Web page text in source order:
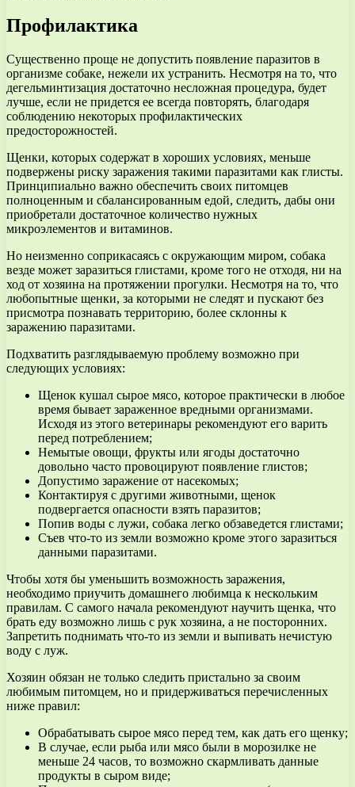
Профилактика
Существенно проще не допустить появление паразитов в
организме собаке, нежели их устранить. Несмотря на то, что
дегельминтизация достаточно несложная процедура, будет
лучше, если не придется ее всегда повторять, благодаря
соблюдению некоторых профилактических
предосторожностей.
Щенки, которых содержат в хороших условиях, меньше
подвержены риску заражения такими паразитами как глисты.
Принципиально важно обеспечить своих питомцев
полноценным и сбалансированным едой, следить, дабы они
приобретали достаточное количество нужных
микроэлементов и витаминов.
Но неизменно соприкасаясь с окружающим миром, собака
везде может заразиться глистами, кроме того не отходя, ни на
ход от хозяина на протяжении прогулки. Несмотря на то, что
любопытные щенки, за которыми не следят и пускают без
присмотра познавать территорию, более склонны к
заражению паразитами.
Подхватить разглядываемую проблему возможно при
следующих условиях:
Щенок кушал сырое мясо, которое практически в любое
время бывает зараженное вредными организмами.
Исходя из этого ветеринары рекомендуют его варить
перед потреблением;
Немытые овощи, фрукты или ягоды достаточно
довольно часто провоцируют появление глистов;
Допустимо заражение от насекомых;
Контактируя с другими животными, щенок
подвергается опасности взять паразитов;
Попив воды с лужи, собака легко обзаведется глистами;
Съев что-то из земли возможно кроме этого заразиться
данными паразитами.
Чтобы хотя бы уменьшить возможность заражения,
необходимо приучить домашнего любимца к нескольким
правилам. С самого начала рекомендуют научить щенка, что
брать еду возможно лишь с рук хозяина, а не посторонних.
Запретить поднимать что-то из земли и выпивать нечистую
воду с луж.
Хозяин обязан не только следить пристально за своим
любимым питомцем, но и придерживаться перечисленных
ниже правил:
Обрабатывать сырое мясо перед тем, как дать его щенку;
В случае, если рыба или мясо были в морозилке не
меньше 24 часов, то возможно скармливать данные
продукты в сыром виде;